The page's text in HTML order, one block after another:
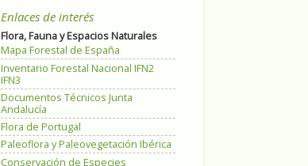
Enlaces de interés
Flora, Fauna y Espacios Naturales
Mapa Forestal de España
Inventario Forestal Nacional IFN2
IFN3
Documentos Técnicos Junta
Andalucía
Flora de Portugal
Paleoflora y Paleovegetación Ibérica
Conservación de Especies